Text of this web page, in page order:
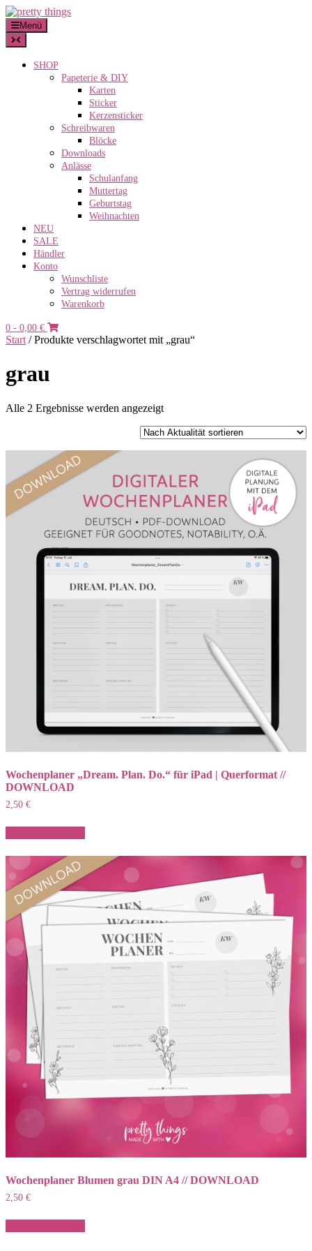
Skip
to
content
Menü
SHOP
Papeterie & DIY
Karten
Sticker
Kerzensticker
Schreibwaren
Blöcke
Downloads
Anlässe
Schulanfang
Muttertag
Geburtstag
Weihnachten
NEU
SALE
Händler
Konto
Wunschliste
Vertrag widerrufen
Warenkorb
0 - 0,00 €
Start / Produkte verschlagwortet mit „grau“
grau
Alle 2 Ergebnisse werden angezeigtNach
sortiert
Wochenplaner „Dream. Plan. Do.“ für iPad | Querformat //
DOWNLOAD
2,50 €
Wochenplaner Blumen grau DIN A4 // DOWNLOAD
2,50 €